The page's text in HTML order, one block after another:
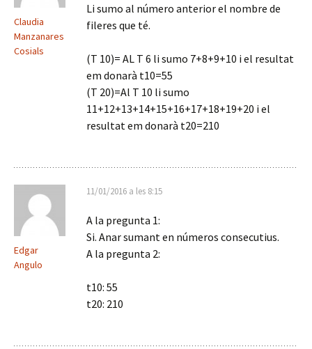
Claudia
Manzanares
Cosials
Li sumo al número anterior el nombre de
fileres que té.
(T 10)= AL T 6 li sumo 7+8+9+10 i el resultat
em donarà t10=55
(T 20)=Al T 10 li sumo
11+12+13+14+15+16+17+18+19+20 i el
resultat em donarà t20=210
Edgar
Angulo
11/01/2016 a les 8:15
A la pregunta 1:
Si. Anar sumant en números consecutius.
A la pregunta 2:
t10: 55
t20: 210